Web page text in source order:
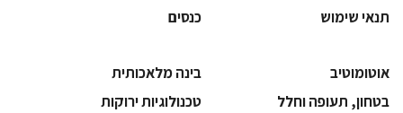
תנאי שימוש
כנסים
אוטומוטיב
בינה מלאכותית
בטחון, תעופה וחלל
‫טכנולוגיות ירוקות‬